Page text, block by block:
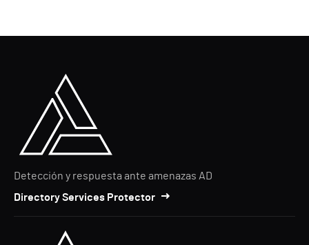
Detección y respuesta ante amenazas AD
Directory Services Protector